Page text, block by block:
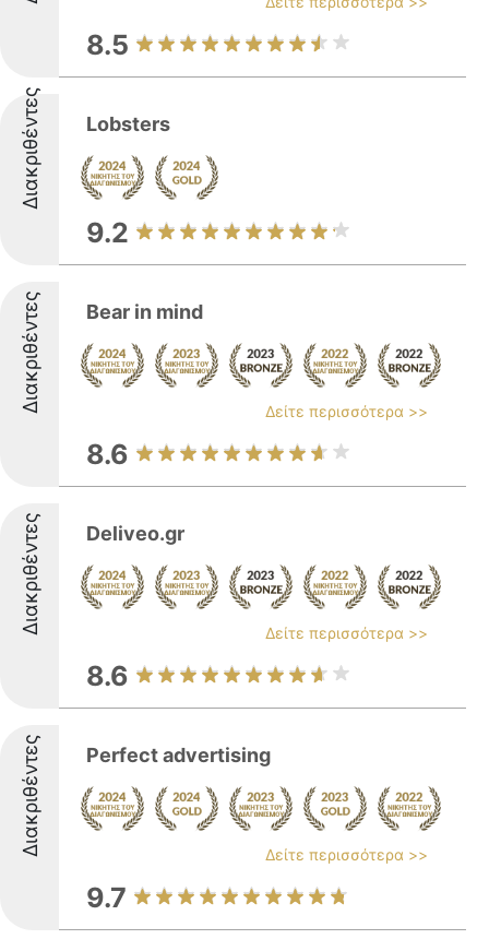
8.5
Διακριθέντες Lobsters
9.2
Διακριθέντες Bear in mind
Δείτε περισσότερα >>
8.6
Διακριθέντες Deliveo.gr
Δείτε περισσότερα >>
8.6
Διακριθέντες Perfect advertising
Δείτε περισσότερα >>
9.7